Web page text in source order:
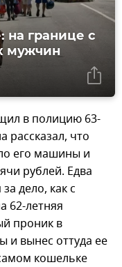
на границе с
мужчин
в полицию 63-
что
его машины и
рублей. Едва
дело, как с
62-летняя
проник в
и вынес оттуда ее
кошельке